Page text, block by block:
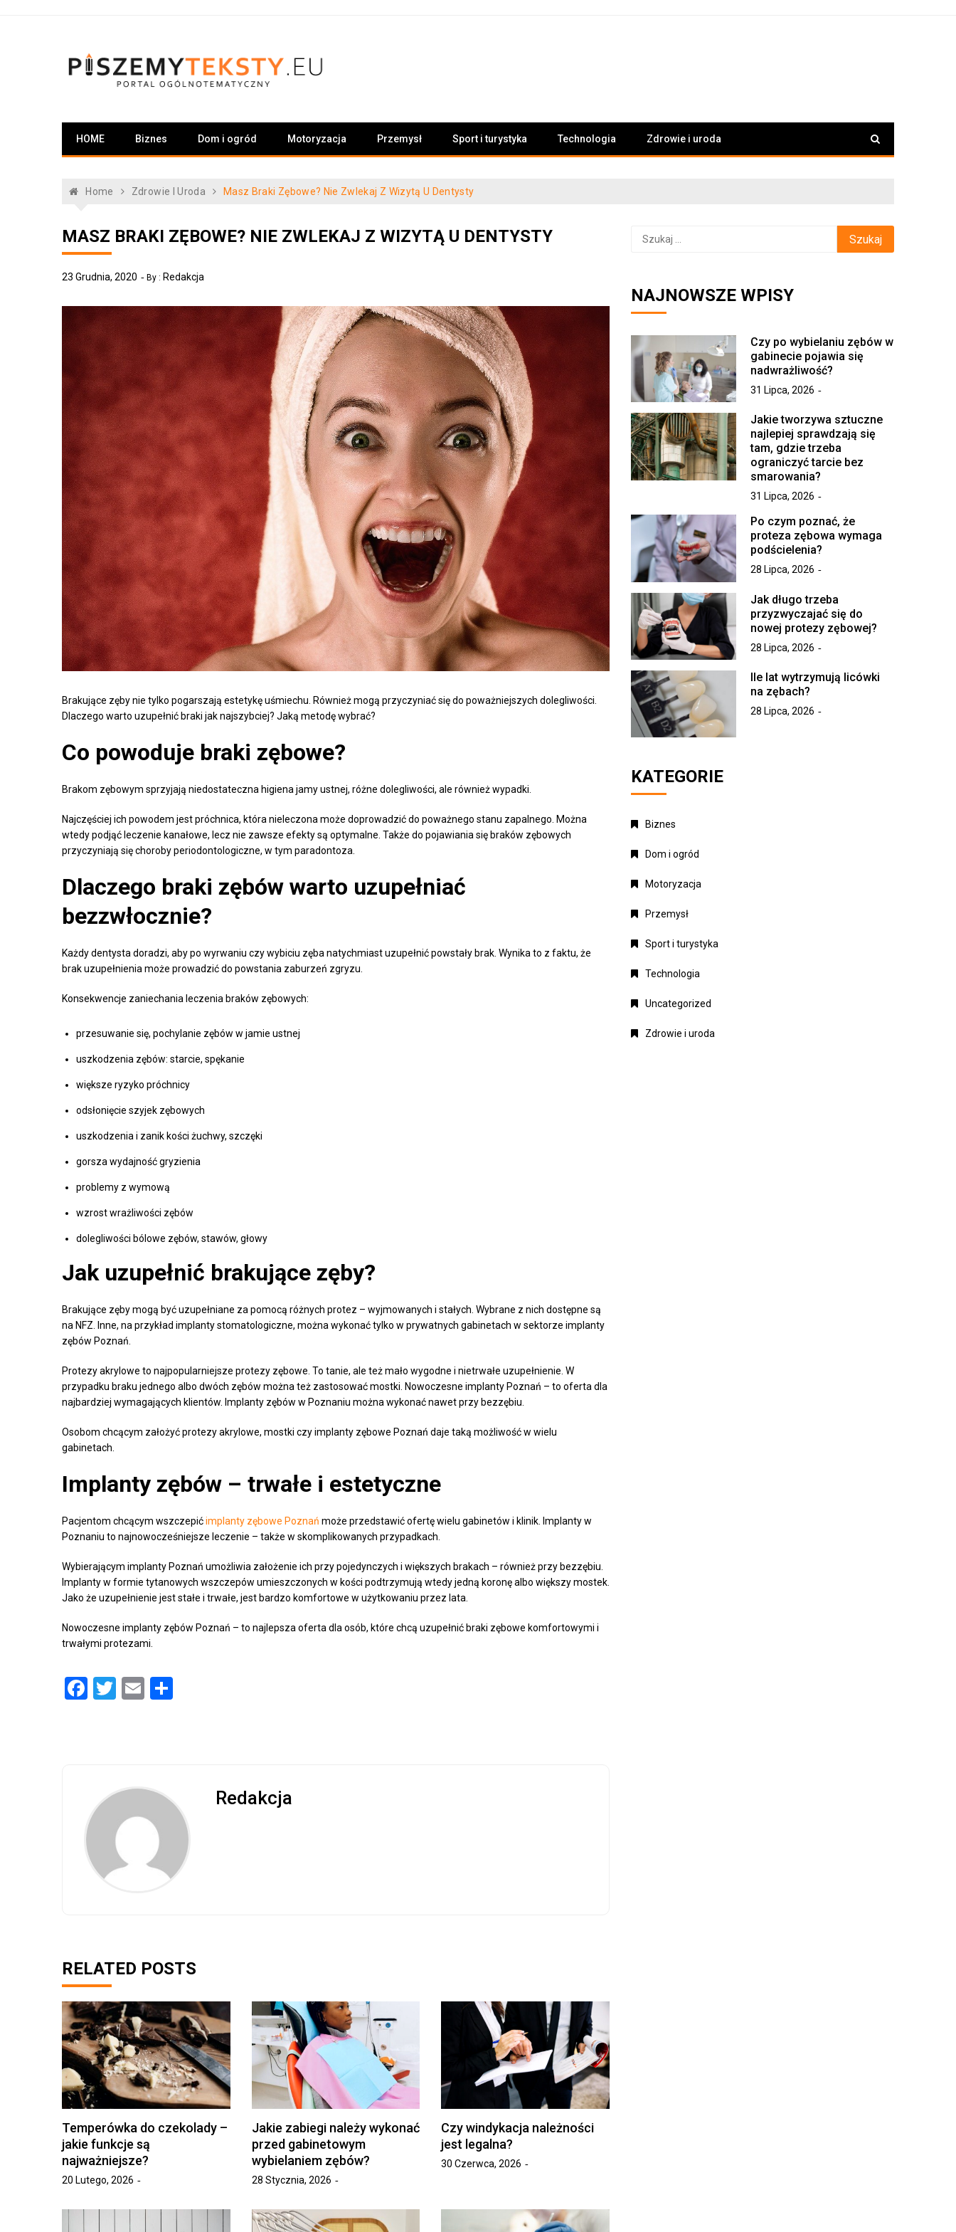
PiszemyTeksty.pl
HOME Biznes Dom i ogród Motoryzacja Przemysł Sport i turystyka Technologia Zdrowie i uroda
Home Zdrowie I Uroda Masz Braki Zębowe? Nie Zwlekaj Z Wizytą U Dentysty
MASZ BRAKI ZĘBOWE? NIE ZWLEKAJ Z WIZYTĄ U DENTYSTY
23 Grudnia, 2020 By : Redakcja
Brakujące zęby nie tylko pogarszają estetykę uśmiechu. Również mogą przyczyniać się do poważniejszych dolegliwości.
Dlaczego warto uzupełnić braki jak najszybciej? Jaką metodę wybrać?
Co powoduje braki zębowe?
Brakom zębowym sprzyjają niedostateczna higiena jamy ustnej, różne dolegliwości, ale również wypadki.
Najczęściej ich powodem jest próchnica, która nieleczona może doprowadzić do poważnego stanu zapalnego. Można
wtedy podjąć leczenie kanałowe, lecz nie zawsze efekty są optymalne. Także do pojawiania się braków zębowych
przyczyniają się choroby periodontologiczne, w tym paradontoza.
Dlaczego braki zębów warto uzupełniać
bezzwłocznie?
Każdy dentysta doradzi, aby po wyrwaniu czy wybiciu zęba natychmiast uzupełnić powstały brak. Wynika to z faktu, że
brak uzupełnienia może prowadzić do powstania zaburzeń zgryzu.
Konsekwencje zaniechania leczenia braków zębowych:
przesuwanie się, pochylanie zębów w jamie ustnej
uszkodzenia zębów: starcie, spękanie
większe ryzyko próchnicy
odsłonięcie szyjek zębowych
uszkodzenia i zanik kości żuchwy, szczęki
gorsza wydajność gryzienia
problemy z wymową
wzrost wrażliwości zębów
dolegliwości bólowe zębów, stawów, głowy
Jak uzupełnić brakujące zęby?
Brakujące zęby mogą być uzupełniane za pomocą różnych protez – wyjmowanych i stałych. Wybrane z nich dostępne są
na NFZ. Inne, na przykład implanty stomatologiczne, można wykonać tylko w prywatnych gabinetach w sektorze implanty
zębów Poznań.
Protezy akrylowe to najpopularniejsze protezy zębowe. To tanie, ale też mało wygodne i nietrwałe uzupełnienie. W
przypadku braku jednego albo dwóch zębów można też zastosować mostki. Nowoczesne implanty Poznań – to oferta dla
najbardziej wymagających klientów. Implanty zębów w Poznaniu można wykonać nawet przy bezzębiu.
Osobom chcącym założyć protezy akrylowe, mostki czy implanty zębowe Poznań daje taką możliwość w wielu
gabinetach.
Implanty zębów – trwałe i estetyczne
Pacjentom chcącym wszczepićimplanty zębowe Poznań może przedstawić ofertę wielu gabinetów i klinik. Implanty w
Poznaniu to najnowocześniejsze leczenie – także w skomplikowanych przypadkach.
Wybierającym implanty Poznań umożliwia założenie ich przy pojedynczych i większych brakach – również przy bezzębiu.
Implanty w formie tytanowych wszczepów umieszczonych w kości podtrzymują wtedy jedną koronę albo większy mostek.
Jako że uzupełnienie jest stałe i trwałe, jest bardzo komfortowe w użytkowaniu przez lata.
Nowoczesne implanty zębów Poznań – to najlepsza oferta dla osób, które chcą uzupełnić braki zębowe komfortowymi i
trwałymi protezami.
Facebook
Twitter
Email
Redakcja
RELATED POSTS
Temperówka do czekolady –
jakie funkcje są
najważniejsze?
20 Lutego, 2026
Jakie zabiegi należy wykonać
przed gabinetowym
wybielaniem zębów?
28 Stycznia, 2026
Czy windykacja należności
jest legalna?
30 Czerwca, 2026
Szukaj:
NAJNOWSZE WPISY
Czy po wybielaniu zębów w
gabinecie pojawia się
nadwrażliwość?
31 Lipca, 2026
Jakie tworzywa sztuczne
najlepiej sprawdzają się
tam, gdzie trzeba
ograniczyć tarcie bez
smarowania?
31 Lipca, 2026
Po czym poznać, że
proteza zębowa wymaga
podścielenia?
28 Lipca, 2026
Jak długo trzeba
przyzwyczajać się do
nowej protezy zębowej?
28 Lipca, 2026
Ile lat wytrzymują licówki
na zębach?
28 Lipca, 2026
KATEGORIE
Biznes
Dom i ogród
Motoryzacja
Przemysł
Sport i turystyka
Technologia
Uncategorized
Zdrowie i uroda